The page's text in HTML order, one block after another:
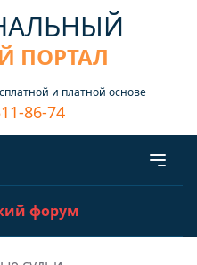
ПОРТАЛ
и платной основе
86-74
форум